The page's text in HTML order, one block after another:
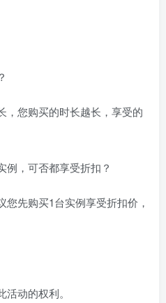
，您购买的时长越长，享受的
例，可否都享受折扣？
先购买1台实例享受折扣价，
动的权利。